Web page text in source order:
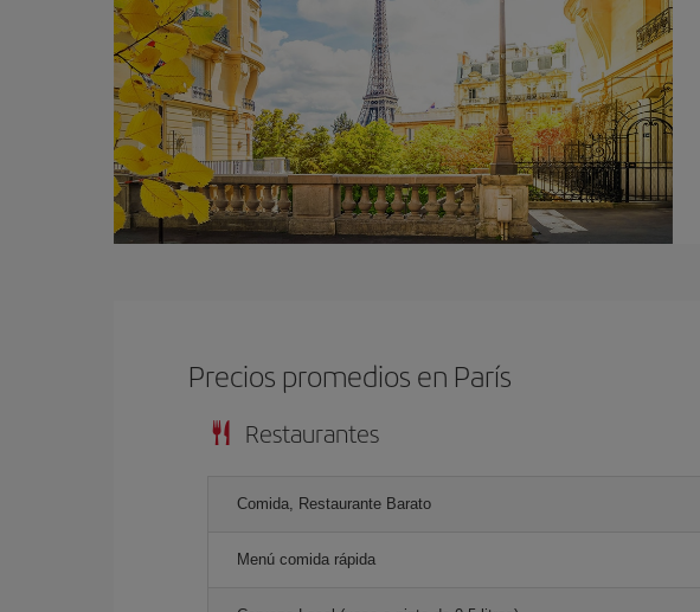
Precios promedios en París
Restaurantes
Comida, Restaurante Barato
Menú comida rápida